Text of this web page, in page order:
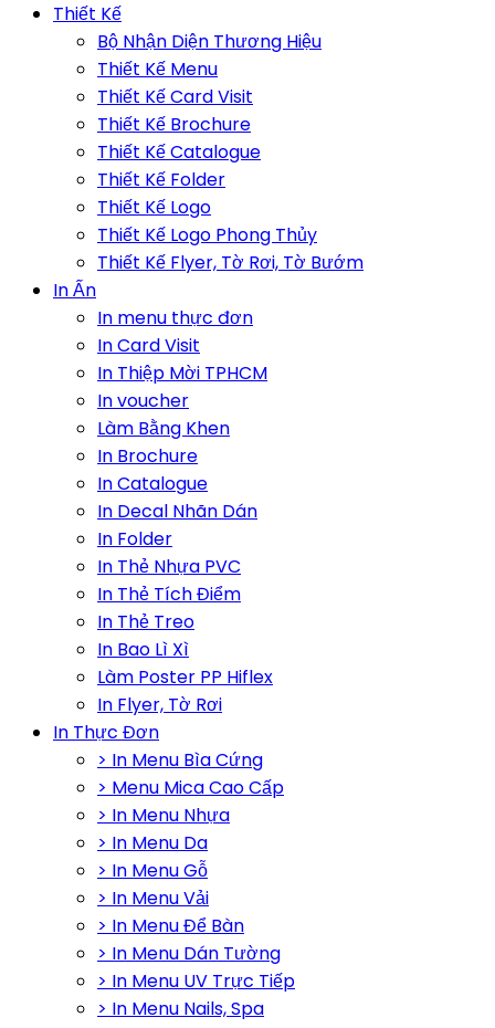
Thiết Kế
Bộ Nhận Diện Thương Hiệu
Thiết Kế Menu
Thiết Kế Card Visit
Thiết Kế Brochure
Thiết Kế Catalogue
Thiết Kế Folder
Thiết Kế Logo
Thiết Kế Logo Phong Thủy
Thiết Kế Flyer, Tờ Rơi, Tờ Bướm
In Ấn
In menu thực đơn
In Card Visit
In Thiệp Mời TPHCM
In voucher
Làm Bằng Khen
In Brochure
In Catalogue
In Decal Nhãn Dán
In Folder
In Thẻ Nhựa PVC
In Thẻ Tích Điểm
In Thẻ Treo
In Bao Lì Xì
Làm Poster PP Hiflex
In Flyer, Tờ Rơi
In Thực Đơn
> In Menu Bìa Cứng
> Menu Mica Cao Cấp
> In Menu Nhựa
> In Menu Da
> In Menu Gỗ
> In Menu Vải
> In Menu Để Bàn
> In Menu Dán Tường
> In Menu UV Trực Tiếp
> In Menu Nails, Spa